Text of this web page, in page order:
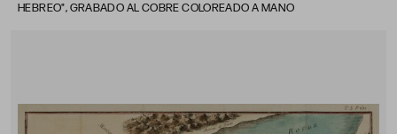
HEBREO", GRABADO AL COBRE COLOREADO A MANO